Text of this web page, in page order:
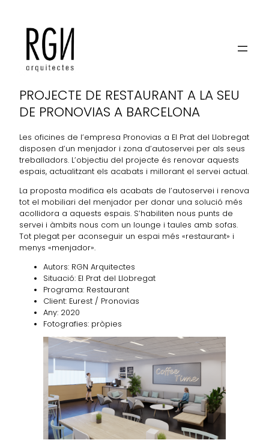
PROJECTE DE RESTAURANT A LA SEU
DE PRONOVIAS A BARCELONA
Les oficines de l’empresa Pronovias a El Prat del Llobregat
disposen d’un menjador i zona d’autoservei per als seus
treballadors. L’objectiu del projecte és renovar aquests
espais, actualitzant els acabats i millorant el servei actual.
La proposta modifica els acabats de l’autoservei i renova
tot el mobiliari del menjador per donar una solució més
acollidora a aquests espais. S’habiliten nous punts de
servei i àmbits nous com un lounge i taules amb sofas.
Tot plegat per aconseguir un espai més «restaurant» i
menys «menjador».
Autors: RGN Arquitectes
Situació: El Prat del Llobregat
Programa: Restaurant
Client: Eurest / Pronovias
Any: 2020
Fotografies: pròpies